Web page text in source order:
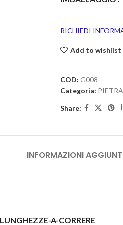
RICHIEDI
Add to wishlist
COD:G008
Categoria:
Share:
INFORMAZIONI
LUNGHEZZE-A-CORRERE